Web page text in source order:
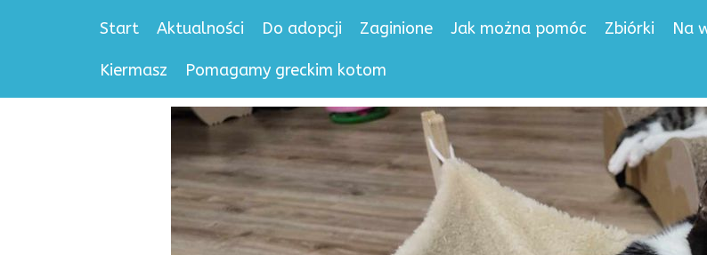
Start Aktualności Do adopcji Zaginione Jak można pomóc Zbiórki Na
Kiermasz Pomagamy greckim kotom